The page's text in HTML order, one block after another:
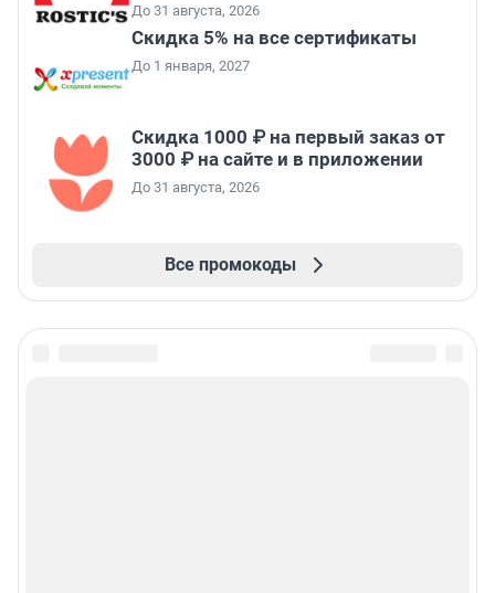
До 31 августа, 2026
Скидка 5% на все сертификаты
До 1 января, 2027
Скидка 1000 ₽ на первый заказ от
3000 ₽ на сайте и в приложении
До 31 августа, 2026
Все промокоды